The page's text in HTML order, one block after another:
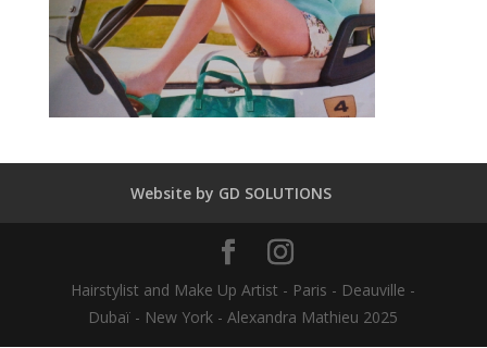
Website by GD SOLUTIONS
Hairstylist and Make Up Artist - Paris - Deauville -
Dubaï - New York - Alexandra Mathieu 2025